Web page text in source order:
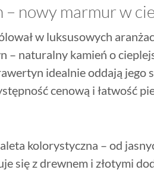
nowy marmur w
w luksusowych
– naturalny kamień o
idealnie oddają jego
cenową i łatwość
kolorystyczna – od
się z drewnem i złotymi